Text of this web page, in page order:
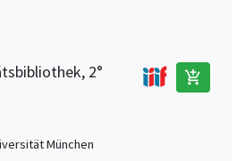
2°
add_shopping_cart
München